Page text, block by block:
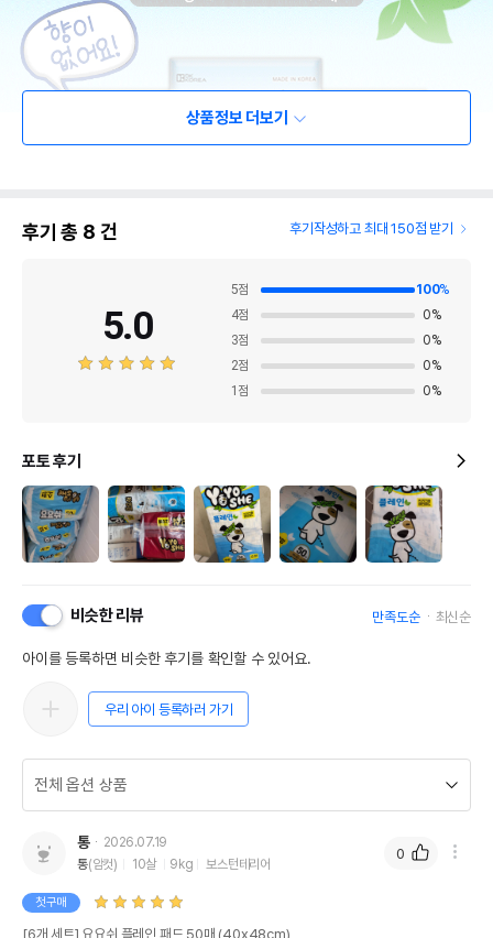
상품정보 더보기
후기 총 8 건 후기작성하고 최대 150점 받기
5.0
5점 100%
4점 0%
3점 0%
2점 0%
1 점 0%
포토 후기
비슷한 리뷰 만족도순 최신순
아이를 등록하면 비슷한 후기를 확인할 수 있어요.
우리 아이 등록하러 가기
통
2026.07.19
통(암컷) 10살 9kg 보스턴테리어
첫구매
[6개 세트] 요요쉬 플레인 패드 50매 (40x48cm)
0